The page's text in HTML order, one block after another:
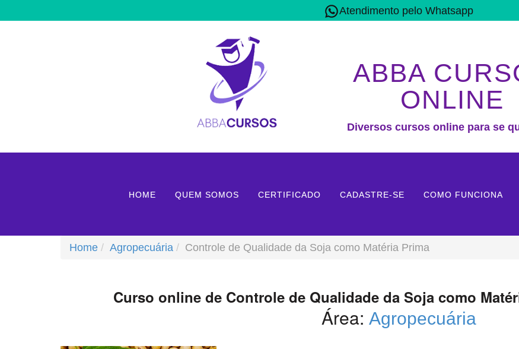
Atendimento pelo Whatsapp
ABBA
ONLINE
Diversos cursos online para se
HOME QUEM SOMOS CERTIFICADO CADASTRE-SE COMO FUNCIONA
Home Agropecuária Controle de Qualidade da Soja como Matéria Prima
Curso online de Controle de Qualidade da Soja como
Área: Agropecuária